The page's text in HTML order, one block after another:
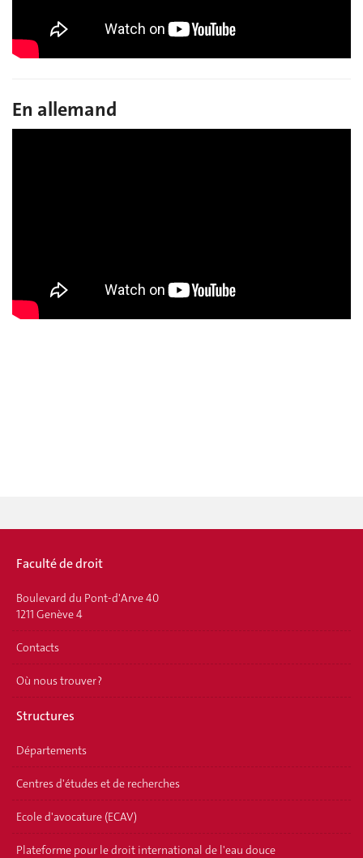
En allemand
Faculté de droit
Boulevard du Pont-d'Arve 40
1211 Genève 4
Contacts
Où nous trouver ?
Structures
Départements
Centres d'études et de recherches
Ecole d'avocature (ECAV)
Plateforme pour le droit international de l'eau douce